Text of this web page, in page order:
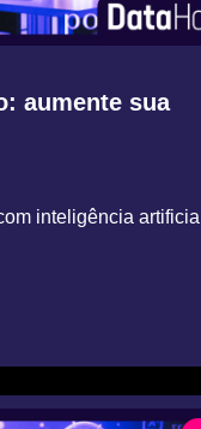
aumente sua
inteligência